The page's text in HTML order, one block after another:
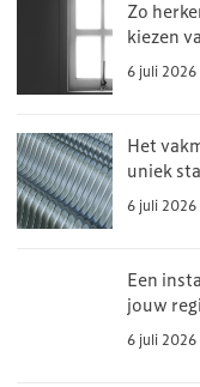
Zo
kiezen
6 juli 2026
Het
uniek
6 juli 2026
Een
jouw
6 juli 2026